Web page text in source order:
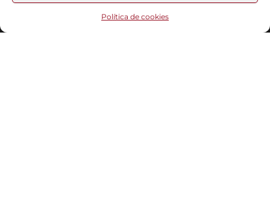
Política de cookies
Funciona gracias aWordPress |Tema:Head Blog